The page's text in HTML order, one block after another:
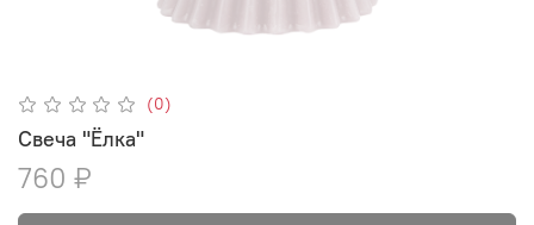
(0)
Свеча "Ёлка"
760 ₽